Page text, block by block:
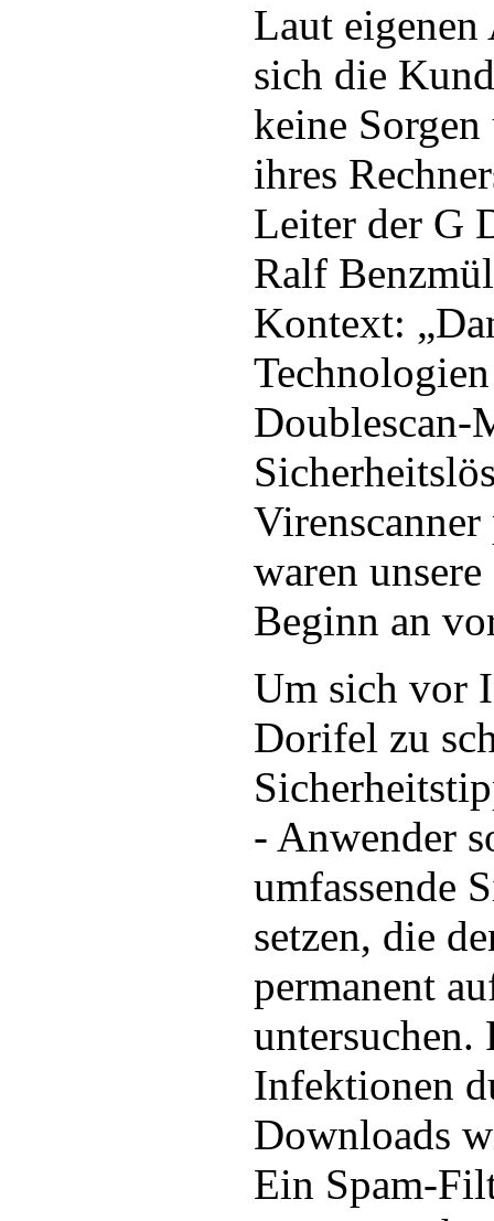
Laut eigenen
sich die
keine
ihres
Leiter der G
Ralf
Kontext:
Doublescan-
waren
Beginn an
Um sich vor
Dorifel zu
- Anwender
umfassende
setzen, die
permanent
untersuchen.
Infektionen
Downloads
Ein Spam-